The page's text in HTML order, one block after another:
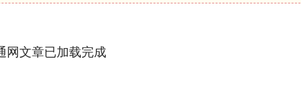
网文章已加载完成